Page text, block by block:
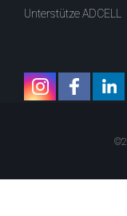
Unterstütze ADCELL